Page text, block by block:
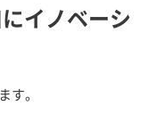
イノベーシ
す。